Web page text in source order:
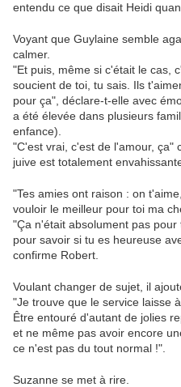
entendu ce que disait Heidi
Voyant que Guylaine semble
calmer.
"Et puis, même si c'était le cas,
soucient de toi, tu sais. Ils
pour ça", déclare-t-elle avec
a été élevée dans plusieurs
enfance).
"C'est vrai, c'est de l'amour, ça"
juive est totalement
"Tes amies ont raison : on
vouloir le meilleur pour toi ma
"Ça n'était absolument pas
pour savoir si tu es heureuse
confirme Robert.
Voulant changer de sujet, il
"Je trouve que le service laisse
Être entouré d'autant de jolies
et ne même pas avoir encore
ce n'est pas du tout normal !".
Suzanne se met à rire.